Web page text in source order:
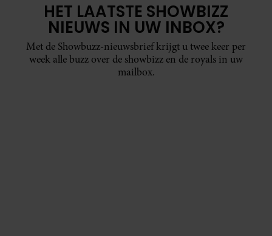
HET LAATSTE SHOWBIZZ
NIEUWS IN UW INBOX?
Met de Showbuzz-nieuwsbrief krijgt u twee keer per
week alle buzz over de showbizz en de royals in uw
mailbox.